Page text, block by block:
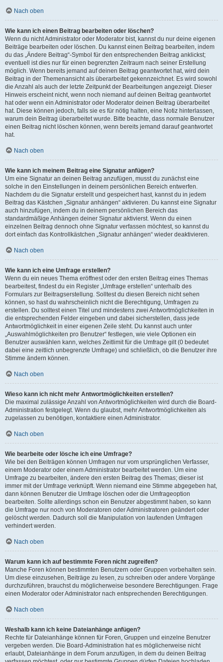
Nach oben
Wie kann ich einen Beitrag bearbeiten oder löschen?
Wenn du nicht Administrator oder Moderator bist, kannst du nur deine eigenen
Beiträge bearbeiten oder löschen. Du kannst einen Beitrag bearbeiten, indem
du das „Ändere Beitrag“-Symbol für den entsprechenden Beitrag anklickst;
eventuell ist dies nur für einen begrenzten Zeitraum nach seiner Erstellung
möglich. Wenn bereits jemand auf deinen Beitrag geantwortet hat, wird dein
Beitrag in der Themenansicht als überarbeitet gekennzeichnet. Es wird sowohl
die Anzahl als auch der letzte Zeitpunkt der Bearbeitungen angezeigt. Dieser
Hinweis erscheint nicht, wenn noch niemand auf deinen Beitrag geantwortet
hat oder wenn ein Administrator oder Moderator deinen Beitrag überarbeitet
hat. Diese können jedoch, falls sie es für nötig halten, eine Notiz hinterlassen,
warum dein Beitrag überarbeitet wurde. Bitte beachte, dass normale Benutzer
einen Beitrag nicht löschen können, wenn bereits jemand darauf geantwortet
hat.
Nach oben
Wie kann ich meinem Beitrag eine Signatur anfügen?
Um eine Signatur an deinen Beitrag anzufügen, musst du zunächst eine
solche in den Einstellungen in deinem persönlichen Bereich entwerfen.
Nachdem du die Signatur erstellt und gespeichert hast, kannst du in jedem
Beitrag das Kästchen „Signatur anhängen“ aktivieren. Du kannst eine Signatur
auch hinzufügen, indem du in deinem persönlichen Bereich das
standardmäßige Anhängen deiner Signatur aktivierst. Wenn du einen
einzelnen Beitrag dennoch ohne Signatur verfassen möchtest, so kannst du
dort einfach das Kontrollkästchen „Signatur anhängen“ wieder deaktivieren.
Nach oben
Wie kann ich eine Umfrage erstellen?
Wenn du ein neues Thema eröffnest oder den ersten Beitrag eines Themas
bearbeitest, findest du ein Register „Umfrage erstellen“ unterhalb des
Formulars zur Beitragserstellung. Solltest du diesen Bereich nicht sehen
können, so hast du wahrscheinlich nicht die Berechtigung, Umfragen zu
erstellen. Du solltest einen Titel und mindestens zwei Antwortmöglichkeiten in
die entsprechenden Felder eingeben und dabei sicherstellen, dass jede
Antwortmöglichkeit in einer eigenen Zeile steht. Du kannst auch unter
„Auswahlmöglichkeiten pro Benutzer“ festlegen, wie viele Optionen ein
Benutzer auswählen kann, welches Zeitlimit für die Umfrage gilt (0 bedeutet
dabei eine zeitlich unbegrenzte Umfrage) und schließlich, ob die Benutzer ihre
Stimme ändern können.
Nach oben
Wieso kann ich nicht mehr Antwortmöglichkeiten erstellen?
Die maximal zulässige Anzahl von Antwortmöglichkeiten wird durch die Board-
Administration festgelegt. Wenn du glaubst, mehr Antwortmöglichkeiten als
zugelassen zu benötigen, kontaktiere einen Administrator.
Nach oben
Wie bearbeite oder lösche ich eine Umfrage?
Wie bei den Beiträgen können Umfragen nur vom ursprünglichen Verfasser,
einem Moderator oder einem Administrator bearbeitet werden. Um eine
Umfrage zu bearbeiten, ändere den ersten Beitrag des Themas; dieser ist
immer mit der Umfrage verknüpft. Wenn niemand eine Stimme abgegeben hat,
dann können Benutzer die Umfrage löschen oder die Umfrageoption
bearbeiten. Sollte allerdings schon ein Benutzer abgestimmt haben, so kann
die Umfrage nur noch von Moderatoren oder Administratoren geändert oder
gelöscht werden. Dadurch soll die Manipulation von laufenden Umfragen
verhindert werden.
Nach oben
Warum kann ich auf bestimmte Foren nicht zugreifen?
Manche Foren können bestimmten Benutzern oder Gruppen vorbehalten sein.
Um diese einzusehen, Beiträge zu lesen, zu schreiben oder andere Vorgänge
durchzuführen, brauchst du möglicherweise besondere Berechtigungen. Frage
einen Moderator oder Administrator nach entsprechenden Berechtigungen.
Nach oben
Weshalb kann ich keine Dateianhänge anfügen?
Rechte für Dateianhänge können für Foren, Gruppen und einzelne Benutzer
vergeben werden. Die Board-Administration hat es möglicherweise nicht
erlaubt, Dateianhänge in dem Forum anzufügen, in dem du deinen Beitrag